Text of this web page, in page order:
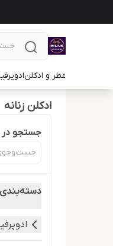
عطر و ادکلن
ادکلن زنانه
جستجو در
دسته‌بندی